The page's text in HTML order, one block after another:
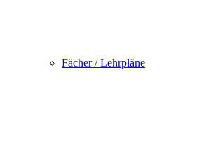
Fächer / Lehrpläne